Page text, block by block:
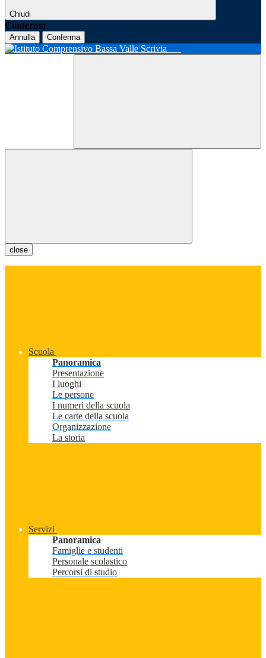
Chiudi
Conferma
Annulla Conferma
close
Scuola
Panoramica
Presentazione
I luoghi
Le persone
I numeri della scuola
Le carte della scuola
Organizzazione
La storia
Servizi
Panoramica
Famiglie e studenti
Personale scolastico
Percorsi di studio